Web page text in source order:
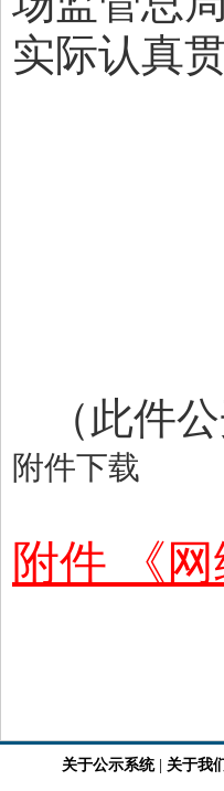
实际认真
（此件
附件下载
附件 《
关于公示系统| 关于我